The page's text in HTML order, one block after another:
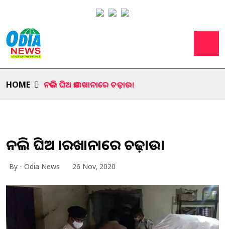
HOME ନକଲି ଘିଅ କାରଖାନାରେ ଚଢ଼ାଉ।
ନକଲି ଘିଅ କାରଖାନାରେ ଚଢ଼ାଉ।
By - Odia News 26 Nov, 2020